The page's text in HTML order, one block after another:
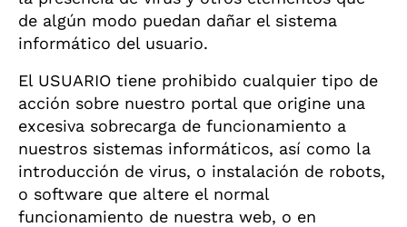
de algún modo puedan dañar el sistema
informático del usuario.
El USUARIO tiene prohibido cualquier tipo de
acción sobre nuestro portal que origine una
excesiva sobrecarga de funcionamiento a
nuestros sistemas informáticos, así como la
introducción de virus, o instalación de robots,
o software que altere el normal
funcionamiento de nuestra web, o en